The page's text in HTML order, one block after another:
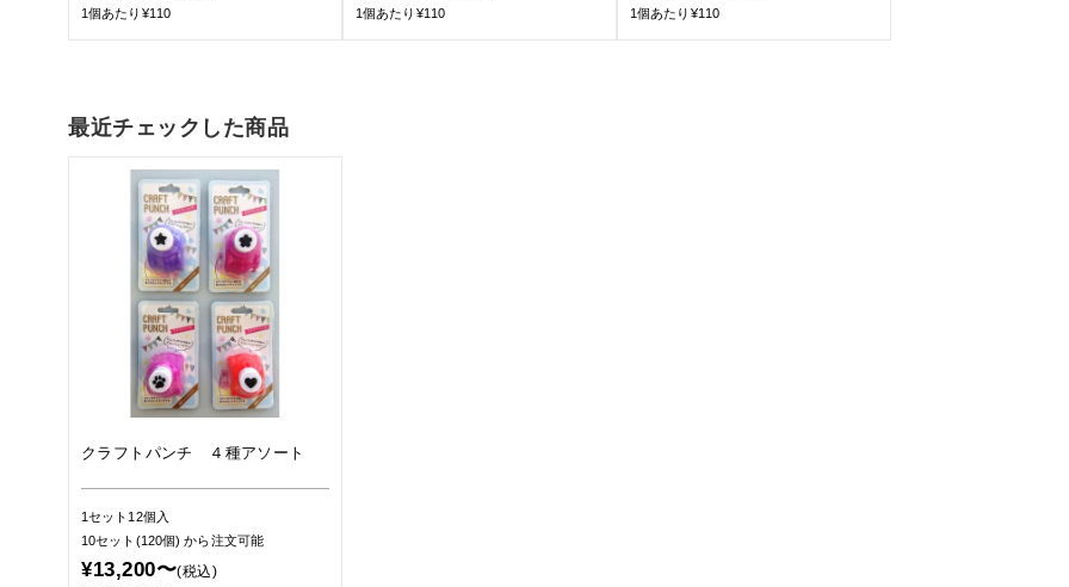
1個あたり¥110 1個あたり¥110 1個あたり¥110
最近チェックした商品
クラフトパンチ ４種アソート
1セット12個入
10セット(120個)から注文可能
¥13,200〜(税込)